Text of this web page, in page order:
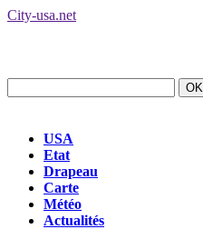
City-usa.net
USA
Etat
Drapeau
Carte
Météo
Actualités